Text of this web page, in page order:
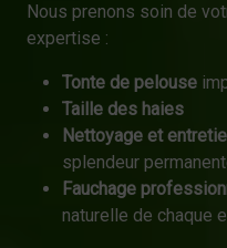
Nous prenons soin de
expertise :
Tonte de pelouse
Taille des haies
Nettoyage et
splendeur
Fauchage
naturelle de chaque